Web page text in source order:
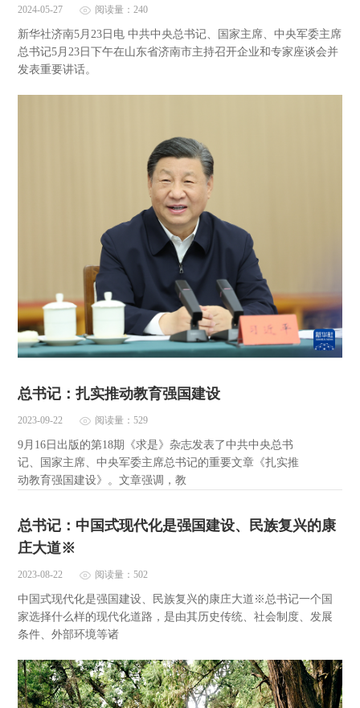
2024-05-27 阅读量：240
新华社济南5月23日电 中共中央总书记、国家主席、中央军委主席
总书记5月23日下午在山东省济南市主持召开企业和专家座谈会并
发表重要讲话。
总书记：扎实推动教育强国建设
2023-09-22 阅读量：529
9月16日出版的第18期《求是》杂志发表了中共中央总书
记、国家主席、中央军委主席总书记的重要文章《扎实推
动教育强国建设》。文章强调，教
总书记：中国式现代化是强国建设、民族复兴的康
庄大道※
2023-08-22 阅读量：502
中国式现代化是强国建设、民族复兴的康庄大道※总书记一个国
家选择什么样的现代化道路，是由其历史传统、社会制度、发展
条件、外部环境等诸